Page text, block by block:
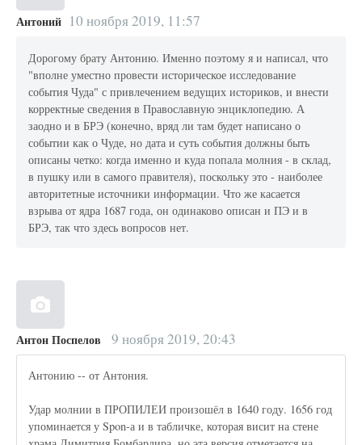
Антоний 10 ноября 2019, 11:57
Дорогому брату Антонию. Именно поэтому я и написал, что
"вполне уместно провести историческое исследование
события Чуда" с привлечением ведущих историков, и внести
корректные сведения в Православную энциклопедию. А
заодно и в БРЭ (конечно, вряд ли там будет написано о
событии как о Чуде, но дата и суть события должны быть
описаны четко: когда именно и куда попала молния - в склад,
в пушку или в самого правителя), поскольку это - наиболее
авторитетные источники информации. Что же касается
взрыва от ядра 1687 года, он одинаково описан и ПЭ и в
БРЭ, так что здесь вопросов нет.
Антон Поспелов 9 ноября 2019, 20:43
Антонию -- от Антония.
Удар молнии в ПРОПИЛЕИ произошёл в 1640 году. 1656 год
упоминается у Spon-а и в табличке, которая висит на стене